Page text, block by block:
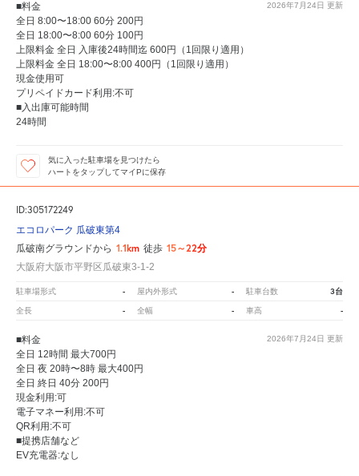
2026年7月24日 更新
■料金
全日 8:00〜18:00 60分 200円
全日 18:00〜8:00 60分 100円
上限料金 全日 入庫後24時間迄 600円（1回限り適用）
上限料金 全日 18:00〜8:00 400円（1回限り適用）
現金使用可
プリペイドカード利用:不可
■入出庫可能時間
24時間
気に入った駐車場を見つけたら
ハートをタップしてマイPに保存
ID:305172249
エコロパーク 瓜破東第4
瓜破南グラウンドから 1.1km 徒歩 15～22分
大阪府大阪市平野区瓜破東3-1-2
駐車場形式 - 屋内外形式 - 駐車台数 3台
全長 - 全幅 - 車高 -
2026年7月24日 更新
■料金
全日 12時間 最大700円
全日 夜 20時〜8時 最大400円
全日 終日 40分 200円
現金利用:可
電子マネー利用:不可
QR利用:不可
■提携店舗など
EV充電器:なし